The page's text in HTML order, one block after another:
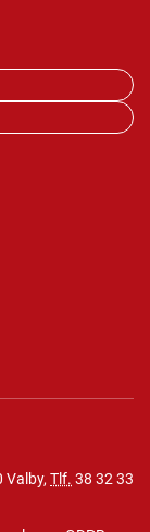
Valby, Tlf. 38 32 33